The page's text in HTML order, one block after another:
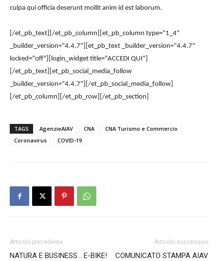
culpa qui officia deserunt mollit anim id est laborum.
[/et_pb_text][/et_pb_column][et_pb_column type="1_4"
_builder_version="4.4.7"][et_pb_text _builder_version="4.4.7"
locked="off"][login_widget title="ACCEDI QUI"]
[/et_pb_text][et_pb_social_media_follow
_builder_version="4.4.7"][/et_pb_social_media_follow]
[/et_pb_column][/et_pb_row][/et_pb_section]
TAGS AgenzieAIAV CNA
CNA Turismo e Commercio
Coronavirus
COVID-19
Articolo precedente
NATURA E BUSINESS… E-BIKE!
Articolo successivo
COMUNICATO STAMPA AIAV